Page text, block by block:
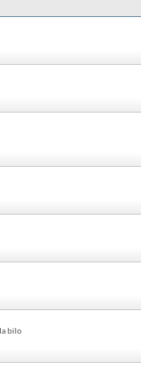
bilo